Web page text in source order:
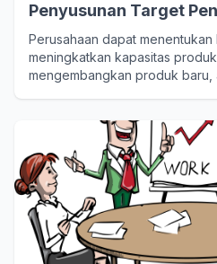
Penyusunan Target
Perusahaan dapat menentukan
meningkatkan kapasitas
mengembangkan produk baru,
secara bertahap dan lebih